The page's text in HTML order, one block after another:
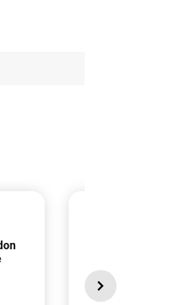
parties
115,00 €